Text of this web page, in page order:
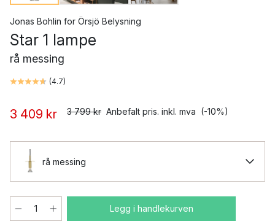
Jonas Bohlin for Örsjö Belysning
Star 1 lampe
rå messing
(4.7)
3 409 kr 3 799 kr Anbefalt pris. inkl. mva (-10%)
rå messing
Legg i handlekurven